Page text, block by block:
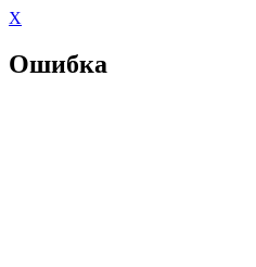
X
Ошибка